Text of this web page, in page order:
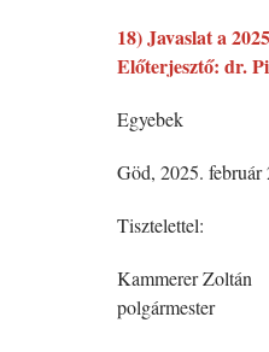
18) Javaslat a
Előterjesztő: dr.
Egyebek
Göd, 2025. február
Tisztelettel:
Kammerer Zoltán
polgármester